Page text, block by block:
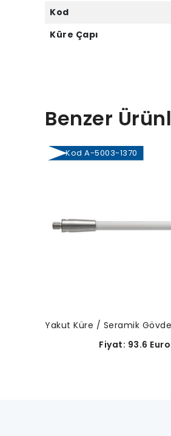
Kod
Küre Çapı
Benzer
Kod A-5003-1370
Fiyat: 93.6 Euro